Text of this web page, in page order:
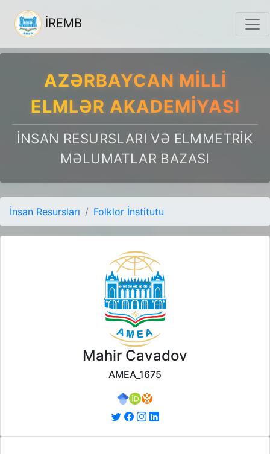
İREMB
AZƏRBAYCAN MILLI
ELMLƏR AKADEMIYASI
İNSAN RESURSLARI VƏ ELMMETRIK
MƏLUMATLAR BAZASI
İnsan Resursları Folklor İnstitutu
Mahir Cavadov
AMEA_1675